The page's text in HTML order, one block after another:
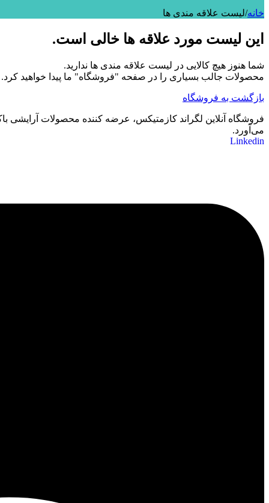
خانه/لیست علاقه مندی ها
این لیست مورد علاقه ها خالی است.
شما هنوز هیچ کالایی در لیست علاقه مندی ها ندارید.
محصولات جالب بسیاری را در صفحه "فروشگاه" ما پیدا خواهید کرد.
بازگشت به فروشگاه
فروشگاه آنلاین لگراند کازمتیکس، عرضه‌ کننده محصولات آرایشی
می‌آورد.
Linkedin